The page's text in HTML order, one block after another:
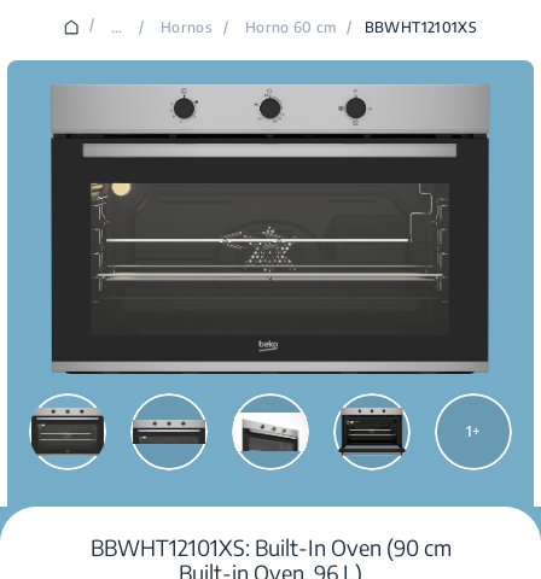
/ ... / Hornos / Horno 60 cm / BBWHT12101XS
1
BBWHT12101XS: Built-In Oven (90 cm
Built-in Oven, 96 L)